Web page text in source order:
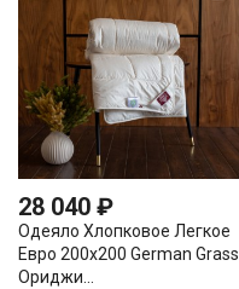
28 040 ₽
Одеяло Хлопковое Легкое
Евро 200х200 German Grass
Ориджи...